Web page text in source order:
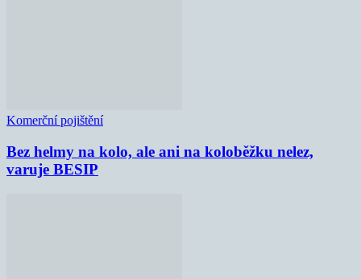
Komerční pojištění
Bez helmy na kolo, ale ani na koloběžku nelez,
varuje BESIP